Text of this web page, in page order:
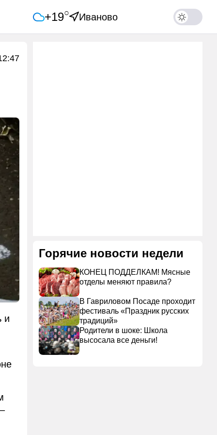
+19○ Иваново
и
Горячие новости недели
КОНЕЦ ПОДДЕЛКАМ! Мясные
отделы меняют правила?
В Гавриловом Посаде проходит
фестиваль «Праздник русских
традиций»
Родители в шоке: Школа
высосала все деньги!